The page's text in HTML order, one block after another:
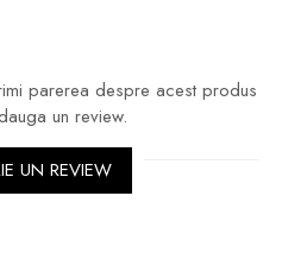
parerea despre acest produs
un review.
UN REVIEW